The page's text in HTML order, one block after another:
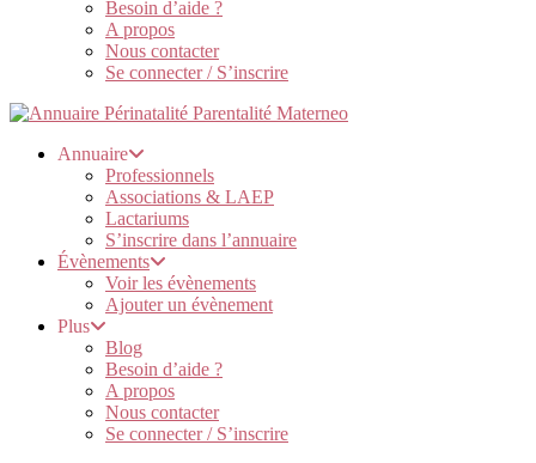
Besoin d’aide ?
A propos
Nous contacter
Se connecter / S’inscrire
Annuaire
Professionnels
Associations & LAEP
Lactariums
S’inscrire dans l’annuaire
Évènements
Voir les évènements
Ajouter un évènement
Plus
Blog
Besoin d’aide ?
A propos
Nous contacter
Se connecter / S’inscrire